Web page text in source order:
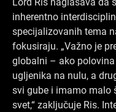
inherentno
specijalizovanih tema
fokusiraju. „Važno je
globalni – ako
ugljenika na nulu, a
svi gube i imamo malo
svet,“ zaključuje Ris.